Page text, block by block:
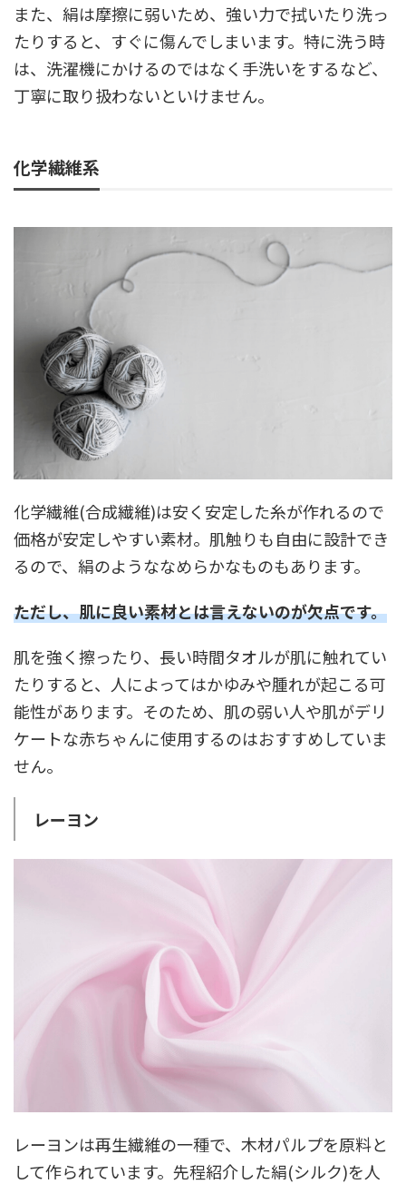
また、絹は摩擦に弱いため、強い力で拭いたり洗っ
たりすると、すぐに傷んでしまいます。特に洗う時
は、洗濯機にかけるのではなく手洗いをするなど、
丁寧に取り扱わないといけません。
化学繊維系
化学繊維(合成繊維)は安く安定した糸が作れるので
価格が安定しやすい素材。肌触りも自由に設計でき
るので、絹のようななめらかなものもあります。
ただし、肌に良い素材とは言えないのが欠点です。
肌を強く擦ったり、長い時間タオルが肌に触れてい
たりすると、人によってはかゆみや腫れが起こる可
能性があります。そのため、肌の弱い人や肌がデリ
ケートな赤ちゃんに使用するのはおすすめしていま
せん。
レーヨン
レーヨンは再生繊維の一種で、木材パルプを原料と
して作られています。先程紹介した絹(シルク)を人